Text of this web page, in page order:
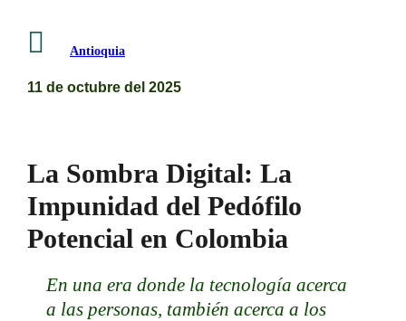
 Antioquia
11 de octubre del 2025
La Sombra Digital: La
Impunidad del Pedófilo
Potencial en Colombia
En una era donde la tecnología acerca
a las personas, también acerca a los